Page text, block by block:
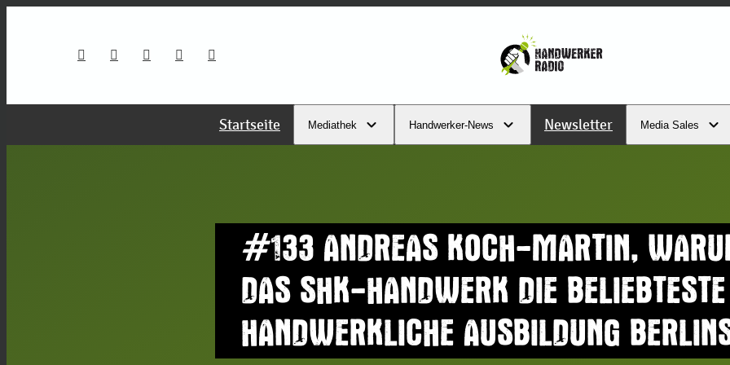
Startseite Mediathek Handwerker-News Newsletter Media Sales
#133 ANDREAS KOCH-MARTIN,
DAS SHK-HANDWERK DIE BELIEBTESTE
HANDWERKLICHE AUSBILDUNG